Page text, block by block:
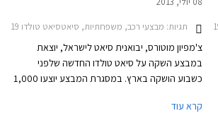
תגיות: מבצעי רכב, משפחתיות, סיאטסיאט טולדו 2013-2019
צ'מפיון מוטורס, יבואנית סיאט לישראל, יוצאת
במבצע השקה על סיאט טולדו החדשה שלפני
כשבוע הושקה בארץ. במסגרת המבצע יוצעו 1,000
אלו תקפות גם לגבי הזמנות שבוצעו מאז ההשקה.
קרא עוד